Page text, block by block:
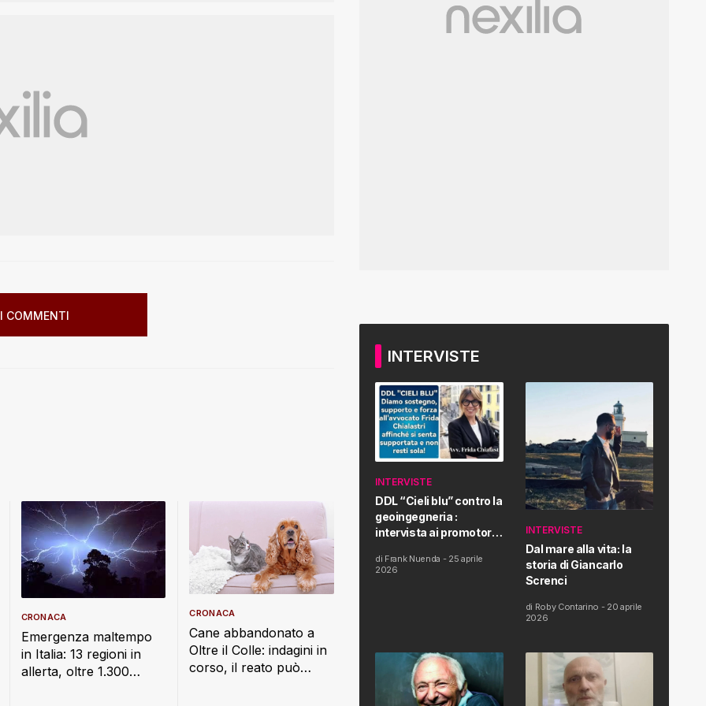
COMMENTI
Emergenza maltempo
in Italia: 13 regioni in
allerta, oltre 1.300
CRONACA
Cane abbandonato a
Oltre il Colle: indagini in
corso, il reato può
CRONACA
INTERVISTE
INTERVISTE
DDL “Cieli blu” contro la
geoingegneria :
intervista ai promotori
Proposta di Legge
di Frank Nuenda - 25 aprile
2026
INTERVISTE
Dal mare alla vita: la
storia di Giancarlo
Screnci
di Roby Contarino - 20 aprile
2026